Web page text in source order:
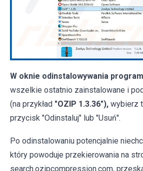
W oknie odinstalowywania
wszelkie ostatnio zainstalowane i
(na przykład "OZIP 1.3.36"), wybierz
przycisk "Odinstaluj" lub "Usuń".
Po odinstalowaniu potencjalnie
który powoduje przekierowania na
search.ozipcompression.com,